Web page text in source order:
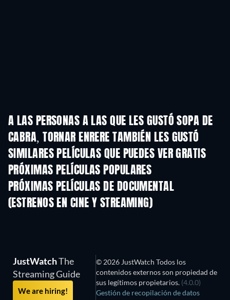
A LAS PERSONAS A LAS QUE LES GUSTÓ SOPA DE
CABRA, TORNAR ENRERE TAMBIÉN LES GUSTÓ
TV
SIMILARES PELÍCULAS QUE PUEDES VER GRATIS
PRÓXIMAS PELÍCULAS POPULARES
PRÓXIMAS PELÍCULAS DE DOCUMENTAL
(ESTRENOS EN CINE Y STREAMING)
JustWatchThe
Streaming Guide
We are hiring!
© 2026 JustWatch Todos los
contenidos externos son propiedad de
sus legítimos propietarios. (4.0.0)
Gestión de recopilación de datos